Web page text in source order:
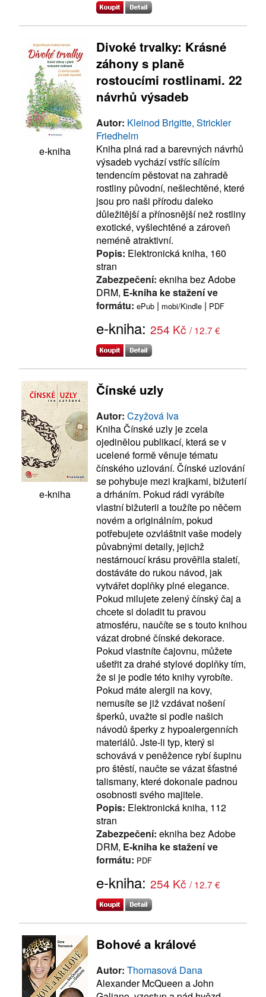
e-kniha
Divoké trvalky: Krásné
záhony s planě
rostoucími rostlinami. 22
návrhů výsadeb
Autor: Kleinod Brigitte, Strickler
Friedhelm
Kniha plná rad a barevných návrhů
výsadeb vychází vstříc sílícím
tendencím pěstovat na zahradě
rostliny původní, nešlechtěné, které
jsou pro naši přírodu daleko
důležitější a přínosnější než rostliny
exotické, vyšlechtěné a zároveň
neméně atraktivní.
Popis: Elektronická kniha, 160
stran
Zabezpečení: ekniha bez Adobe
DRM, E-kniha ke stažení ve
formátu: ePub | mobi/Kindle | PDF
e-kniha: 254 Kč / 12.7 €
e-kniha
Čínské uzly
Autor: Czyžová Iva
Kniha Čínské uzly je zcela
ojedinělou publikací, která se v
ucelené formě věnuje tématu
čínského uzlování. Čínské uzlování
se pohybuje mezi krajkami, bižuterií
a drháním. Pokud rádi vyrábíte
vlastní bižuterii a toužíte po něčem
novém a originálním, pokud
potřebujete ozvláštnit vaše modely
půvabnými detaily, jejichž
nestárnoucí krásu prověřila staletí,
dostáváte do rukou návod, jak
vytvářet doplňky plné elegance.
Pokud milujete zelený čínský čaj a
chcete si doladit tu pravou
atmosféru, naučíte se s touto knihou
vázat drobné čínské dekorace.
Pokud vlastníte čajovnu, můžete
ušetřit za drahé stylové doplňky tím,
že si je podle této knihy vyrobíte.
Pokud máte alergii na kovy,
nemusíte se již vzdávat nošení
šperků, uvažte si podle našich
návodů šperky z hypoalergenních
materiálů. Jste-li typ, který si
schovává v peněžence rybí šupinu
pro štěstí, naučte se vázat šťastné
talismany, které dokonale padnou
osobnosti svého majitele.
Popis: Elektronická kniha, 112
stran
Zabezpečení: ekniha bez Adobe
DRM, E-kniha ke stažení ve
formátu: PDF
e-kniha: 254 Kč / 12.7 €
Bohové a králové
Autor: Thomasová Dana
Alexander McQueen a John